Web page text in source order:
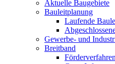
Aktuelle Baugebiete
Bauleitplanung
Laufende
Gewerbe- und
Breitband
Förderverfahren